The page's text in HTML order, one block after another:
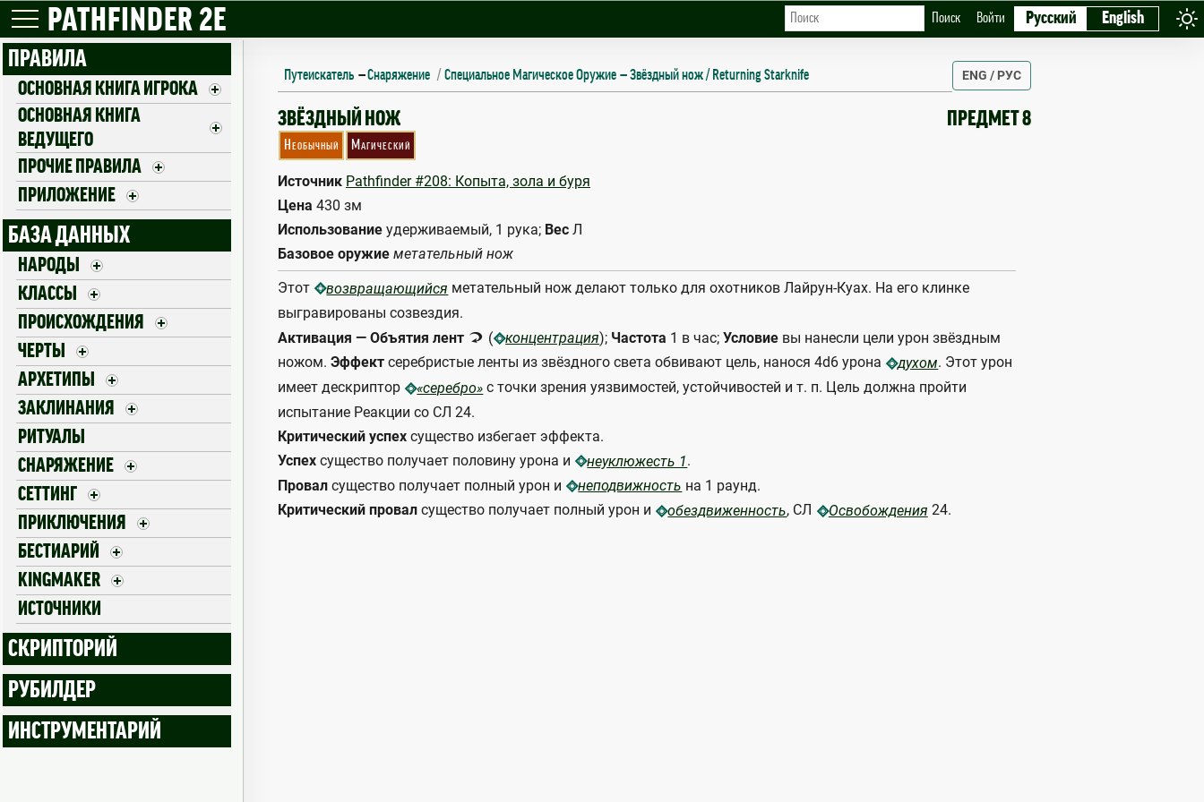
PATHFINDER 2E Поиск Войти Русский English
ПРАВИЛА
ОСНОВНАЯ КНИГА ИГРОКА
ОСНОВНАЯ КНИГА
ВЕДУЩЕГО
ПРОЧИЕ ПРАВИЛА
ПРИЛОЖЕНИЕ
БАЗА ДАННЫХ
НАРОДЫ
КЛАССЫ
ПРОИСХОЖДЕНИЯ
ЧЕРТЫ
АРХЕТИПЫ
ЗАКЛИНАНИЯ
РИТУАЛЫ
СНАРЯЖЕНИЕ
СЕТТИНГ
ПРИКЛЮЧЕНИЯ
БЕСТИАРИЙ
KINGMAKER
ИСТОЧНИКИ
СКРИПТОРИЙ
РУБИЛДЕР
ИНСТРУМЕНТАРИЙ
Путеискатель —Снаряжение Специальное Магическое Оружие Звёздный нож / Returning Starknife ENG / РУС
ЗВЁЗДНЫЙ НОЖ
RETURNING STARKNIFE ПРЕДМЕТ 8
Необычный Магический
Источник Pathfinder #208: Копыта, зола и буря
Цена 430 зм
Использование удерживаемый, 1 рука; Вес Л
Базовое оружие метательный нож
Этот
возвращающийся метательный нож делают только для охотников Лайрун-Куах. На его клинке
выгравированы созвездия.
Активация — Объятия лент 5 ( концентрация); Частота 1 в час;Условие вы нанесли цели урон звёздным
ножом. Эффект серебристые ленты из звёздного света обвивают цель, нанося 4d6 урона духом. Этот урон
имеет дескриптор
«серебро» с точки зрения уязвимостей, устойчивостей и т. п. Цель должна пройти
испытание Реакции со СЛ 24.
Критический успех существо избегает эффекта.
Успех существо получает половину урона и неуклюжесть 1.
Провал существо получает полный урон и неподвижность на 1 раунд.
Критический провал существо получает полный урон и обездвиженность, СЛ Освобождения 24.